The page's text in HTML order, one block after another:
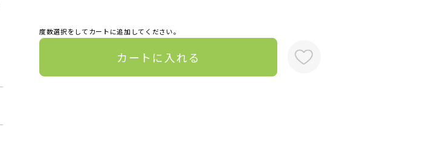
度数選択をしてカートに追加してください。
カートに入れる